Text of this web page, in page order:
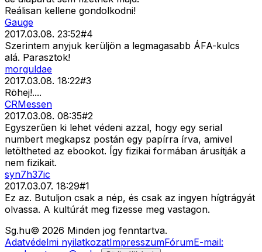
Reálisan kellene gondolkodni!
Gauge
2017.03.08. 23:52#4
Szerintem anyjuk kerüljön a legmagasabb ÁFA-kulcs
alá. Parasztok!
morguldae
2017.03.08. 18:22#3
Röhej!....
CRMessen
2017.03.08. 08:35#2
Egyszerűen ki lehet védeni azzal, hogy egy serial
numbert megkapsz postán egy papírra írva, amivel
letöltheted az ebookot. Így fizikai formában árusítják a
nem fizikait.
syn7h37ic
2017.03.07. 18:29#1
Ez az. Butuljon csak a nép, és csak az ingyen hígtrágyát
olvassa. A kultúrát meg fizesse meg vastagon.
Sg.hu© 2026 Minden jog fenntartva.
Adatvédelmi nyilatkozatImpresszumFórumE-mail: